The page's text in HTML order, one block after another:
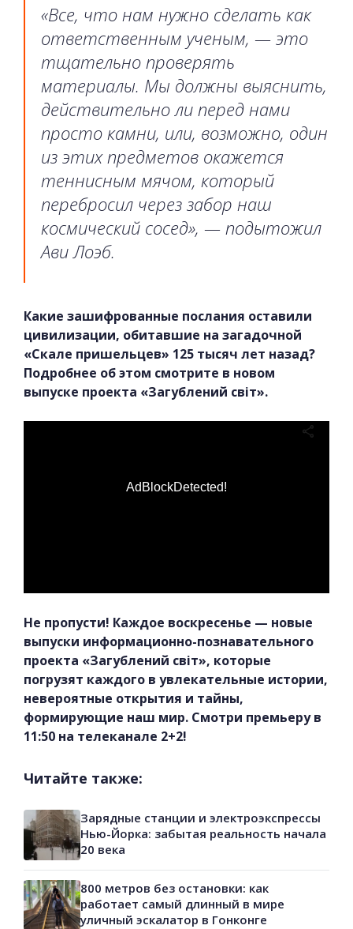
«Все, что нам нужно сделать как
ответственным ученым, — это
тщательно проверять
материалы. Мы должны выяснить,
действительно ли перед нами
просто камни, или, возможно, один
из этих предметов окажется
теннисным мячом, который
перебросил через забор наш
космический сосед», — подытожил
Ави Лоэб.
Какие зашифрованные послания оставили
цивилизации, обитавшие на загадочной
«Скале пришельцев» 125 тысяч лет назад?
Подробнее об этом смотрите в новом
выпуске проекта «Загублений світ».
AdBlockDetected!
Не пропусти! Каждое воскресенье — новые
выпуски информационно-познавательного
проекта «Загублений світ», которые
погрузят каждого в увлекательные истории,
невероятные открытия и тайны,
формирующие наш мир. Смотри премьеру в
11:50 на телеканале 2+2!
Читайте также:
Зарядные станции и электроэкспрессы
Нью-Йорка: забытая реальность начала
20 века
800 метров без остановки: как
работает самый длинный в мире
уличный эскалатор в Гонконге